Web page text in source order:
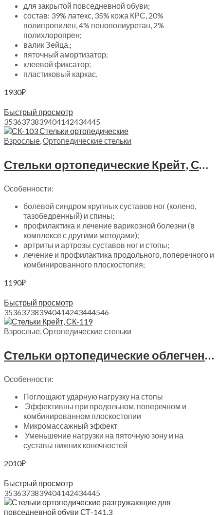
для закрытой повседневной обуви;
состав: 39% латекс, 35% кожа КРС, 20%
полипропилен, 4% пенополиуретан, 2%
полихлоропрен;
валик Зейца.;
пяточный амортизатор;
клеевой фиксатор;
пластиковый каркас.
1930₽
Быстрый просмотр
3536373839404142434445
Взрослые,Ортопедические стельки
Стельки ортопедические Крейт, СК-103
Особенности:
болевой синдром крупных суставов ног (колено,
тазобедренный) и спины;
профилактика и лечение варикозной болезни (в
комплексе с другими методами);
артриты и артрозы суставов ног и стопы;
лечение и профилактика продольного, поперечного и
комбинированного плоскостопия;
1190₽
Быстрый просмотр
353637383940414243444546
Взрослые,Ортопедические стельки
Стельки ортопедические облегченные Крейт, СК-119
Особенности:
Поглощают ударную нагрузку на стопы
Эффективны при продольном, поперечном и
комбинированном плоскостопии
Микромассажный эффект
Уменьшение нагрузки на пяточную зону и на
суставы нижних конечностей
2010₽
Быстрый просмотр
3536373839404142434445